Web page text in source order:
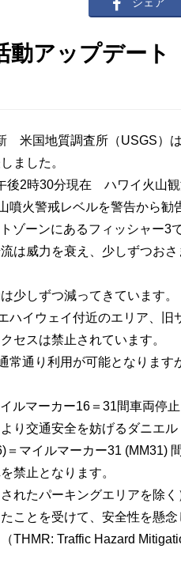
シェア
動アップデート
米国地質調査所（USGS）
ました。
2時30分現在 ハワイ火山観
火警戒レベルを警告から勧
ゾーンにあるフィッシャー3
は威力を衰え、少しずつお
少しずつ減ってきています。
ハイウェイ付近のエリア、旧
セスは禁止されています。
常通り利用が可能となります
ルマーカー16＝31間車両停
り交通安全を妨げるダニエ
マイルマーカー31 (MM31)
禁止となります。
れたパーキングエリアを除
ことを受けて、安全性を懸
THMR: Traffic Hazard